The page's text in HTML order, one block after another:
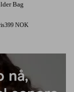
Bag
399 NOK